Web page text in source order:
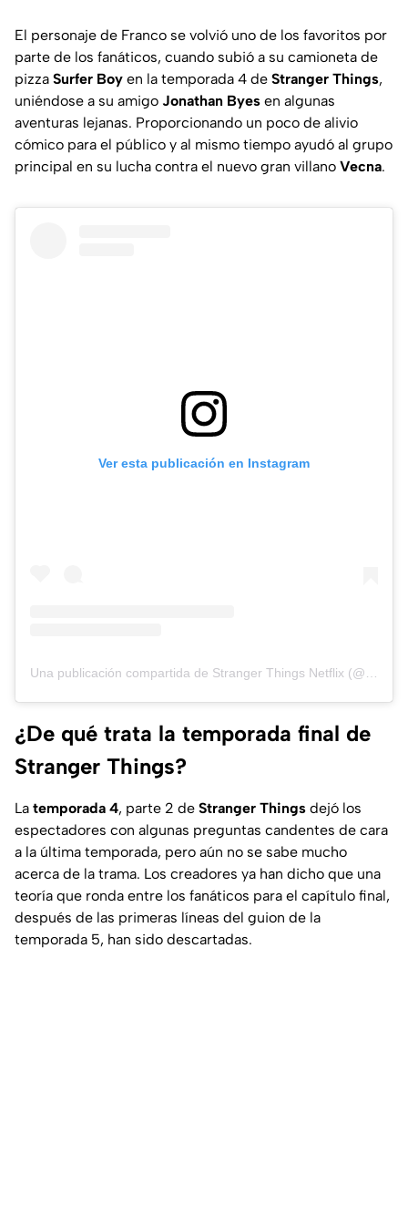
El personaje de Franco se volvió uno de los favoritos por
parte de los fanáticos, cuando subió a su camioneta de
pizza Surfer Boy en la temporada 4 de Stranger Things,
uniéndose a su amigo Jonathan Byes en algunas
aventuras lejanas. Proporcionando un poco de alivio
cómico para el público y al mismo tiempo ayudó al grupo
principal en su lucha contra el nuevo gran villano Vecna.
Ver esta publicación en Instagram
Una publicación compartida de Stranger Things Netflix (@strangerthingstv)
¿De qué trata la temporada final de
Stranger Things?
La temporada 4, parte 2 de Stranger Things dejó los
espectadores con algunas preguntas candentes de cara
a la última temporada, pero aún no se sabe mucho
acerca de la trama. Los creadores ya han dicho que una
teoría que ronda entre los fanáticos para el capítulo final,
después de las primeras líneas del guion de la
temporada 5, han sido descartadas.